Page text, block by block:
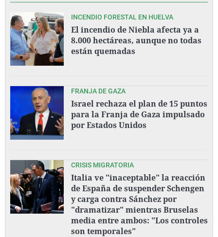
INCENDIO FORESTAL EN HUELVA
El incendio de Niebla afecta ya a
8.000 hectáreas, aunque no todas
están quemadas
FRANJA DE GAZA
Israel rechaza el plan de 15 puntos
para la Franja de Gaza impulsado
por Estados Unidos
CRISIS MIGRATORIA
Italia ve "inaceptable" la reacción
de España de suspender Schengen
y carga contra Sánchez por
"dramatizar" mientras Bruselas
media entre ambos: "Los controles
son temporales"